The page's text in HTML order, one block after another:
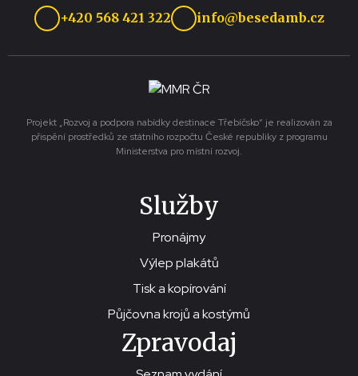
+420 568 421 322 info@besedamb.cz
Projekt „Rozvoj a podpora nabídky destinace Třebíčsko“ je realizován za
přispění prostředků ze státního rozpočtu České republiky z programu
Ministerstva pro místní rozvoj.
Služby
Pronájmy
Výlep plakátů
Tisk a kopírování
Půjčovna krojů a kostýmů
Zpravodaj